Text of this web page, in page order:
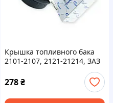
Крышка топливного бака
2101-2107, 2121-21214, ЗАЗ
черная (крышка бензобака)
TEMPEST
278₴